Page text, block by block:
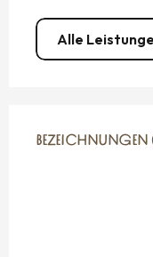
Alle
BEZEICHNUNGEN
BEZEICHNUNGEN